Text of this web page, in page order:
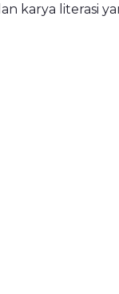
karya literasi